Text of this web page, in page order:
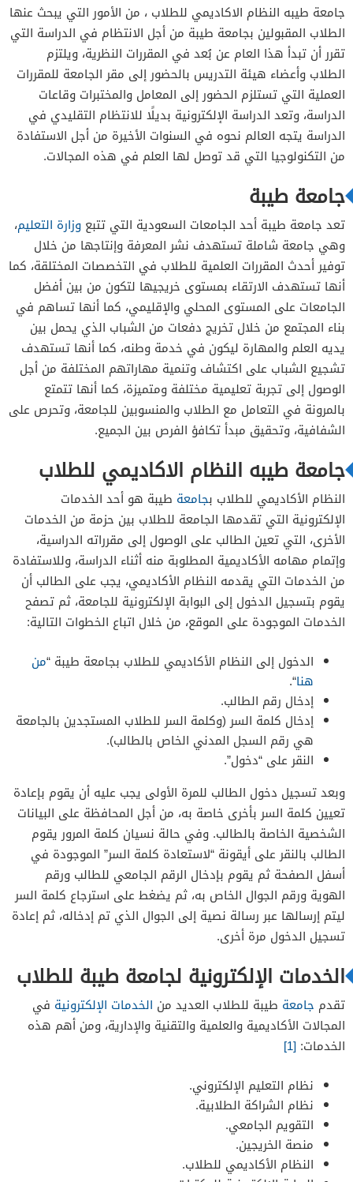
جامعة طيبه النظام الاكاديمي للطلاب ، من الأمور التي يبحث عنها
الطلاب المقبولين بجامعة طيبة من أجل الانتظام في الدراسة التي
تقرر أن تبدأ هذا العام عن بُعد في المقررات النظرية، ويلتزم
الطلاب وأعضاء هيئة التدريس بالحضور إلى مقر الجامعة للمقررات
العملية التي تستلزم الحضور إلى المعامل والمختبرات وقاعات
الدراسة، وتعد الدراسة الإلكترونية بديلًا للانتظام التقليدي في
الدراسة يتجه العالم نحوه في السنوات الأخيرة من أجل الاستفادة
من التكنولوجيا التي قد توصل لها العلم في هذه المجالات.
جامعة طيبة
تعد جامعة طيبة أحد الجامعات السعودية التي تتبع وزارة التعليم،
وهي جامعة شاملة تستهدف نشر المعرفة وإنتاجها من خلال
توفير أحدث المقررات العلمية للطلاب في التخصصات المختلقة، كما
أنها تستهدف الارتقاء بمستوى خريجيها لتكون من بين أفضل
الجامعات على المستوى المحلي والإقليمي، كما أنها تساهم في
بناء المجتمع من خلال تخريج دفعات من الشباب الذي يحمل بين
يديه العلم والمهارة ليكون في خدمة وطنه، كما أنها تستهدف
تشجيع الشباب على اكتشاف وتنمية مهاراتهم المختلفة من أجل
الوصول إلى تجربة تعليمية مختلفة ومتميزة، كما أنها تتمتع
بالمرونة في التعامل مع الطلاب والمنسوبين للجامعة، وتحرص على
الشفافية، وتحقيق مبدأ تكافؤ الفرص بين الجميع.
جامعة طيبه النظام الاكاديمي للطلاب
النظام الأكاديمي للطلاب بجامعة طيبة هو أحد الخدمات
الإلكترونية التي تقدمها الجامعة للطلاب بين حزمة من الخدمات
الأخرى، التي تعين الطالب على الوصول إلى مقرراته الدراسية،
وإتمام مهامه الأكاديمية المطلوبة منه أثناء الدراسة، وللاستفادة
من الخدمات التي يقدمه النظام الأكاديمي، يجب على الطالب أن
يقوم بتسجيل الدخول إلى البوابة الإلكترونية للجامعة، ثم تصفح
الخدمات الموجودة على الموقع، من خلال اتباع الخطوات التالية:
الدخول إلى النظام الأكاديمي للطلاب بجامعة طيبة “من
هنا“.
إدخال رقم الطالب.
إدخال كلمة السر (وكلمة السر للطلاب المستجدين بالجامعة
هي رقم السجل المدني الخاص بالطالب).
النقر على “دخول”.
وبعد تسجيل دخول الطالب للمرة الأولى يجب عليه أن يقوم بإعادة
تعيين كلمة السر بأخرى خاصة به، من أجل المحافظة على البيانات
الشخصية الخاصة بالطالب. وفي حالة نسيان كلمة المرور يقوم
الطالب بالنقر على أيقونة “لاستعادة كلمة السر” الموجودة في
أسفل الصفحة ثم يقوم بإدخال الرقم الجامعي للطالب ورقم
الهوية ورقم الجوال الخاص به، ثم يضغط على استرجاع كلمة السر
ليتم إرسالها عبر رسالة نصية إلى الجوال الذي تم إدخاله، ثم إعادة
تسجيل الدخول مرة أخرى.
الخدمات الإلكترونية لجامعة طيبة للطلاب
تقدم جامعة طيبة للطلاب العديد من الخدمات الإلكترونية في
المجالات الأكاديمية والعلمية والتقنية والإدارية، ومن أهم هذه
الخدمات: [1]
نظام التعليم الإلكتروني.
نظام الشراكة الطلابية.
التقويم الجامعي.
منصة الخريجين.
النظام الأكاديمي للطلاب.